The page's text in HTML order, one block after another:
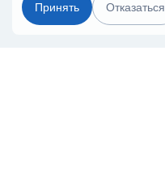
Принять Отказаться